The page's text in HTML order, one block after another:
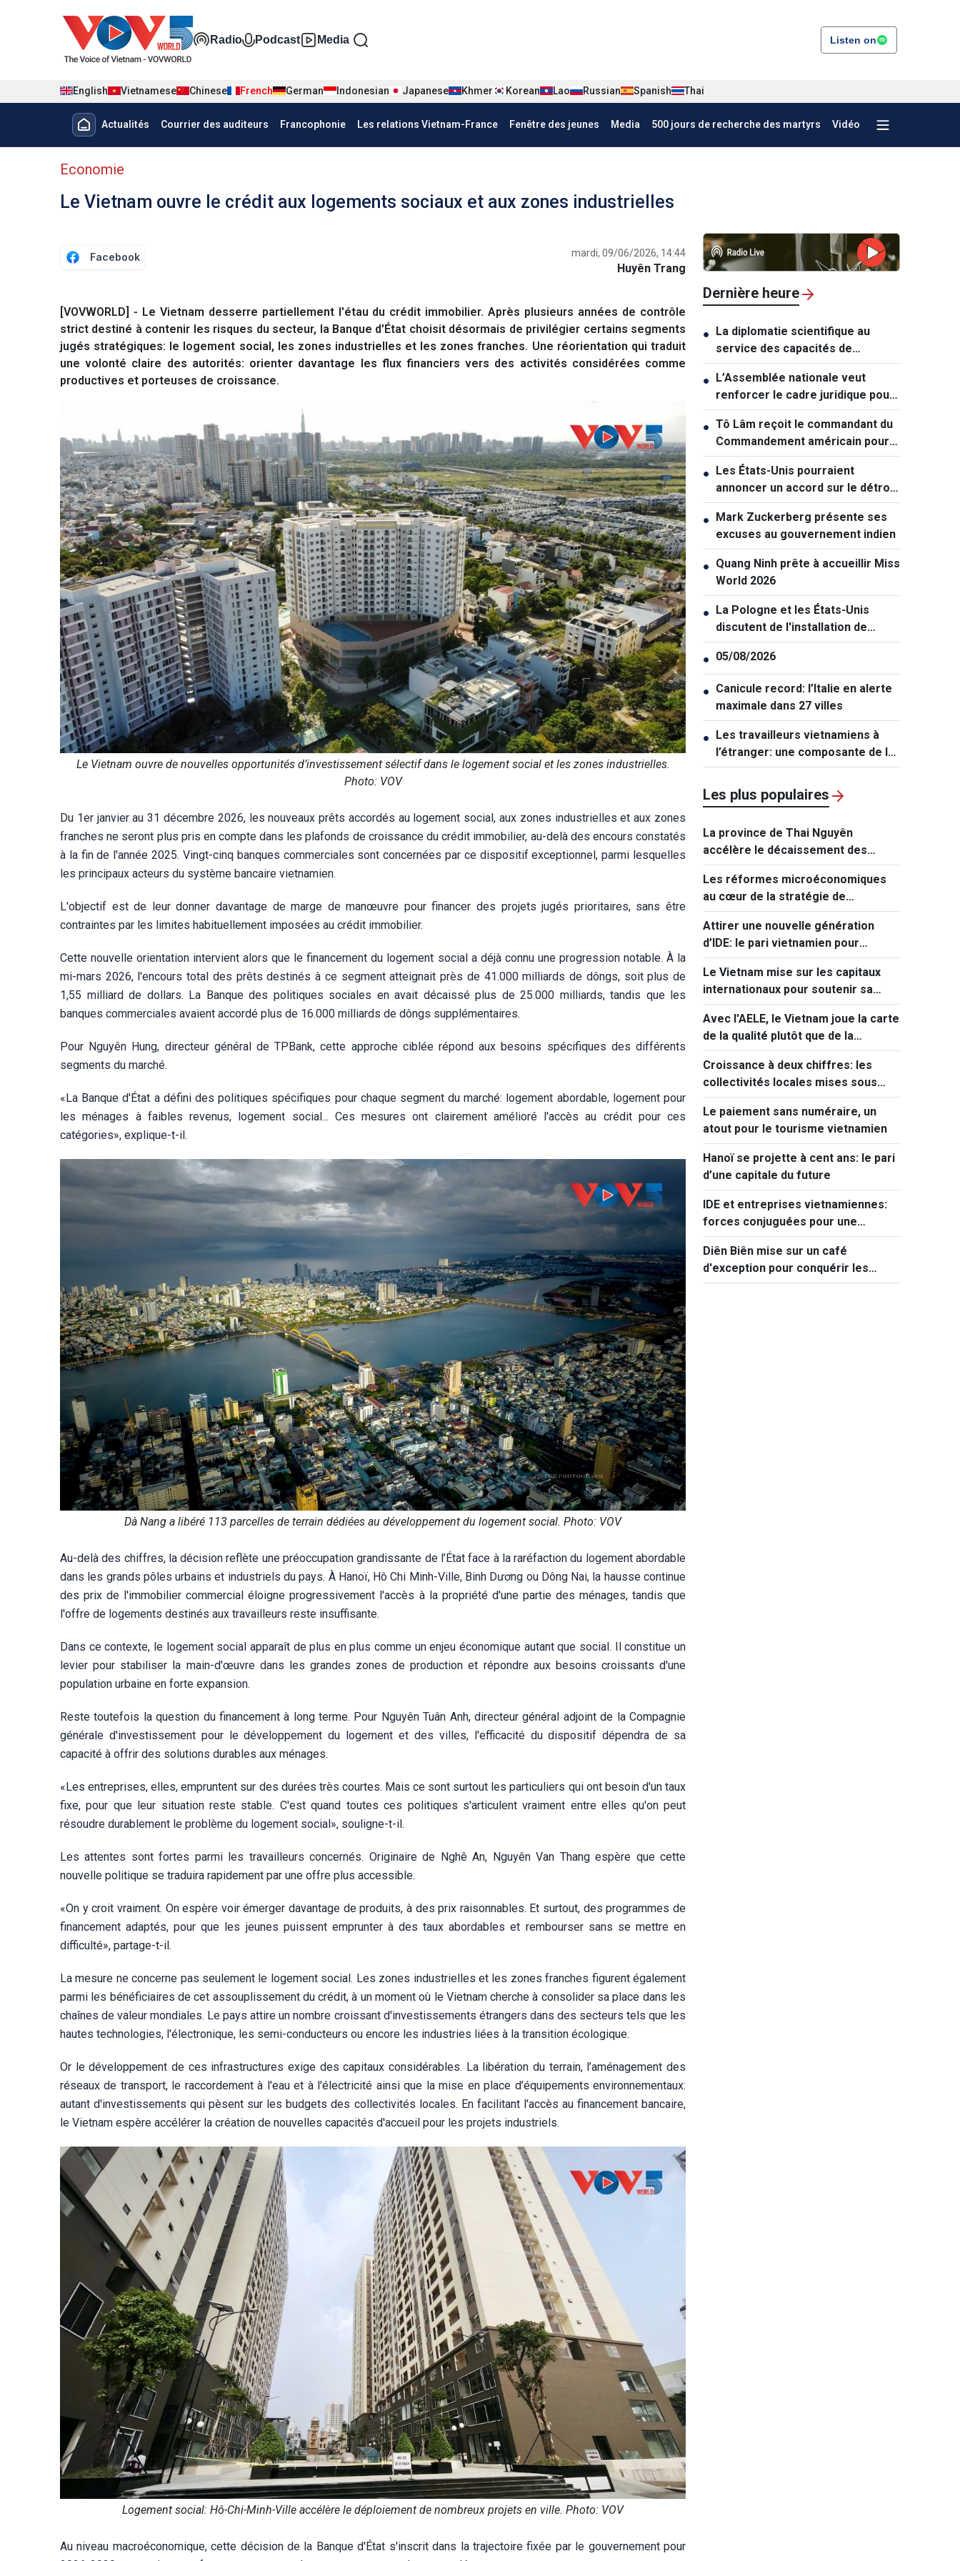
Đa phương tiện tiếng Pháp
Radio Podcast Media Listen on
English Vietnamese Chinese French German Indonesian Japanese Khmer Korean Lao Russian Spanish Thai
Menu trang chủ tiếng Pháp
Actualités Courrier des auditeurs Francophonie Les relations Vietnam-France Fenêtre des jeunes Media 500 jours de recherche des martyrs Vidéo
menu phụ tiếng Pháp
Economie
Le Vietnam ouvre le crédit aux logements sociaux et aux zones industrielles
Facebook mardi, 09/06/2026, 14:44
Huyên Trang
[VOVWORLD] - Le Vietnam desserre partiellement l'étau du crédit immobilier. Après plusieurs années de contrôle
strict destiné à contenir les risques du secteur, la Banque d'État choisit désormais de privilégier certains segments
jugés stratégiques: le logement social, les zones industrielles et les zones franches. Une réorientation qui traduit
une volonté claire des autorités: orienter davantage les flux financiers vers des activités considérées comme
productives et porteuses de croissance.
Le Vietnam ouvre de nouvelles opportunités d’investissement sélectif dans le logement social et les zones industrielles.
Photo: VOV
Du 1er janvier au 31 décembre 2026, les nouveaux prêts accordés au logement social, aux zones industrielles et aux zones
franches ne seront plus pris en compte dans les plafonds de croissance du crédit immobilier, au-delà des encours constatés
à la fin de l'année 2025. Vingt-cinq banques commerciales sont concernées par ce dispositif exceptionnel, parmi lesquelles
les principaux acteurs du système bancaire vietnamien.
L'objectif est de leur donner davantage de marge de manœuvre pour financer des projets jugés prioritaires, sans être
contraintes par les limites habituellement imposées au crédit immobilier.
Cette nouvelle orientation intervient alors que le financement du logement social a déjà connu une progression notable. À la
mi-mars 2026, l'encours total des prêts destinés à ce segment atteignait près de 41.000 milliards de dôngs, soit plus de
1,55 milliard de dollars. La Banque des politiques sociales en avait décaissé plus de 25.000 milliards, tandis que les
banques commerciales avaient accordé plus de 16.000 milliards de dôngs supplémentaires.
Pour Nguyên Hung, directeur général de TPBank, cette approche ciblée répond aux besoins spécifiques des différents
segments du marché.
«La Banque d'État a défini des politiques spécifiques pour chaque segment du marché: logement abordable, logement pour
les ménages à faibles revenus, logement social... Ces mesures ont clairement amélioré l'accès au crédit pour ces
catégories», explique-t-il.
Dà Nang a libéré 113 parcelles de terrain dédiées au développement du logement social. Photo: VOV
Au-delà des chiffres, la décision reflète une préoccupation grandissante de l’État face à la raréfaction du logement abordable
dans les grands pôles urbains et industriels du pays. À Hanoï, Hô Chi Minh-Ville, Binh Dương ou Dông Nai, la hausse continue
des prix de l'immobilier commercial éloigne progressivement l'accès à la propriété d'une partie des ménages, tandis que
l'offre de logements destinés aux travailleurs reste insuffisante.
Dans ce contexte, le logement social apparaît de plus en plus comme un enjeu économique autant que social. Il constitue un
levier pour stabiliser la main-d'œuvre dans les grandes zones de production et répondre aux besoins croissants d'une
population urbaine en forte expansion.
Reste toutefois la question du financement à long terme. Pour Nguyên Tuân Anh, directeur général adjoint de la Compagnie
générale d'investissement pour le développement du logement et des villes, l'efficacité du dispositif dépendra de sa
capacité à offrir des solutions durables aux ménages.
«Les entreprises, elles, empruntent sur des durées très courtes. Mais ce sont surtout les particuliers qui ont besoin d'un taux
fixe, pour que leur situation reste stable. C'est quand toutes ces politiques s'articulent vraiment entre elles qu'on peut
résoudre durablement le problème du logement social», souligne-t-il.
Les attentes sont fortes parmi les travailleurs concernés. Originaire de Nghê An, Nguyên Van Thang espère que cette
nouvelle politique se traduira rapidement par une offre plus accessible.
«On y croit vraiment. On espère voir émerger davantage de produits, à des prix raisonnables. Et surtout, des programmes de
financement adaptés, pour que les jeunes puissent emprunter à des taux abordables et rembourser sans se mettre en
difficulté», partage-t-il.
La mesure ne concerne pas seulement le logement social. Les zones industrielles et les zones franches figurent également
parmi les bénéficiaires de cet assouplissement du crédit, à un moment où le Vietnam cherche à consolider sa place dans les
chaînes de valeur mondiales. Le pays attire un nombre croissant d'investissements étrangers dans des secteurs tels que les
hautes technologies, l'électronique, les semi-conducteurs ou encore les industries liées à la transition écologique.
Or le développement de ces infrastructures exige des capitaux considérables. La libération du terrain, l’aménagement des
réseaux de transport, le raccordement à l'eau et à l'électricité ainsi que la mise en place d’équipements environnementaux:
autant d'investissements qui pèsent sur les budgets des collectivités locales. En facilitant l'accès au financement bancaire,
le Vietnam espère accélérer la création de nouvelles capacités d'accueil pour les projets industriels.
Logement social: Hô-Chi-Minh-Ville accélère le déploiement de nombreux projets en ville. Photo: VOV
Au niveau macroéconomique, cette décision de la Banque d'État s'inscrit dans la trajectoire fixée par le gouvernement pour
Dernière heure
● La diplomatie scientifique au
service des capacités de
développement national
● L’Assemblée nationale veut
renforcer le cadre juridique pour
soutenir la croissance
● Tô Lâm reçoit le commandant du
Commandement américain pour
l'Indopacifique
● Les États-Unis pourraient
annoncer un accord sur le détroit
d'Ormuz dans les prochaines 48
heures
● Mark Zuckerberg présente ses
excuses au gouvernement indien
● Quang Ninh prête à accueillir Miss
World 2026
● La Pologne et les États-Unis
discutent de l'installation de
bases militaires permanentes
● 05/08/2026
● Canicule record: l’Italie en alerte
maximale dans 27 villes
● Les travailleurs vietnamiens à
l’étranger: une composante de la
stratégie nationale de
développement des ressources
humaines
Les plus populaires
La province de Thai Nguyên
accélère le décaissement des
investissements publics
Les réformes microéconomiques
au cœur de la stratégie de
croissance
Attirer une nouvelle génération
d’IDE: le pari vietnamien pour
monter dans les chaînes de valeur
mondiales
Le Vietnam mise sur les capitaux
internationaux pour soutenir sa
croissance
Avec l'AELE, le Vietnam joue la carte
de la qualité plutôt que de la
quantité
Croissance à deux chiffres: les
collectivités locales mises sous
pression
Le paiement sans numéraire, un
atout pour le tourisme vietnamien
Hanoï se projette à cent ans: le pari
d’une capitale du future
IDE et entreprises vietnamiennes:
forces conjuguées pour une
croissance durable
Diên Biên mise sur un café
d'exception pour conquérir les
marchés internationaux